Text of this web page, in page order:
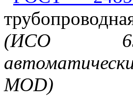
(ИСО
MOD)